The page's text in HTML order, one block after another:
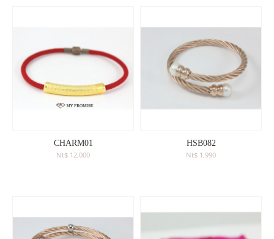
字母吊墜
琥珀珠寶
精選手鍊
完美吊墜
精選項鍊
黃金條塊
黃金耳環
黃金墜子
黃金項鍊
專屬訂做
預約看鑽
購物清單 訂單查詢
CHARM01
Nt$ 12,000
HSB082
Nt$ 1,990